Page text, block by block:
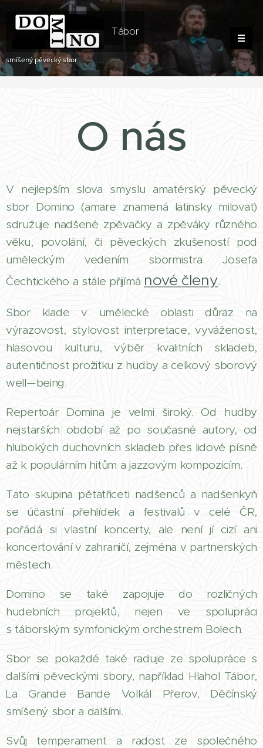
Tábor
smíšený pěvecký sbor
O nás
V nejlepším slova smyslu amatérský pěvecký
sbor Domino (amare znamená latinsky milovat)
sdružuje nadšené zpěvačky a zpěváky různého
věku, povolání, či pěveckých zkušeností pod
uměleckým vedením sbormistra Josefa
Čechtického a stále přijímá nové členy.
Sbor klade v umělecké oblasti důraz na
výrazovost, stylovost interpretace, vyváženost,
hlasovou kulturu, výběr kvalitních skladeb,
autentičnost prožitku z hudby a celkový sborový
well—being.
Repertoár Domina je velmi široký. Od hudby
nejstarších období až po současné autory, od
hlubokých duchovních skladeb přes lidové písně
až k populárním hitům a jazzovým kompozicím.
Tato skupina pětatřiceti nadšenců a nadšenkyň
se účastní přehlídek a festivalů v celé ČR,
pořádá si vlastní koncerty, ale není jí cizí ani
koncertování v zahraničí, zejména v partnerských
městech.
Domino se také zapojuje do rozličných
hudebních projektů, nejen ve spolupráci
s táborským symfonickým orchestrem Bolech.
Sbor se pokaždé také raduje ze spolupráce s
dalšími pěveckými sbory, například Hlahol Tábor,
La Grande Bande Volkál Přerov, Děčínský
smíšený sbor a dalšími.
Svůj temperament a radost ze společného